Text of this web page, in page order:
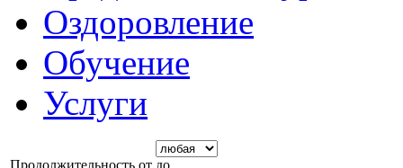
Оздоровление
Обучение
Услуги
Продолжительность от до